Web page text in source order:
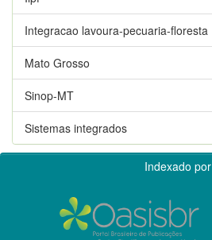
Integracao lavoura-pecuaria-floresta
Mato Grosso
Sinop-MT
Sistemas integrados
Indexado por